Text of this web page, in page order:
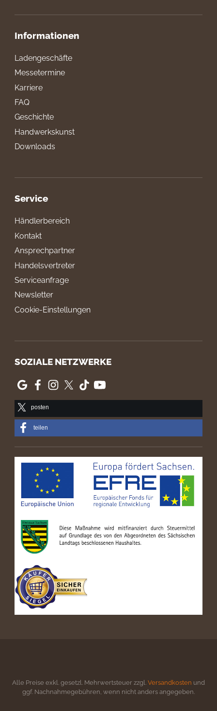
Informationen
Ladengeschäfte
Messetermine
Karriere
FAQ
Geschichte
Handwerkskunst
Downloads
Service
Händlerbereich
Kontakt
Ansprechpartner
Handelsvertreter
Serviceanfrage
Newsletter
Cookie-Einstellungen
SOZIALE NETZWERKE
posten
teilen
Alle Preise exkl. gesetzl. Mehrwertsteuer zzgl. Versandkosten und
ggf. Nachnahmegebühren, wenn nicht anders angegeben.